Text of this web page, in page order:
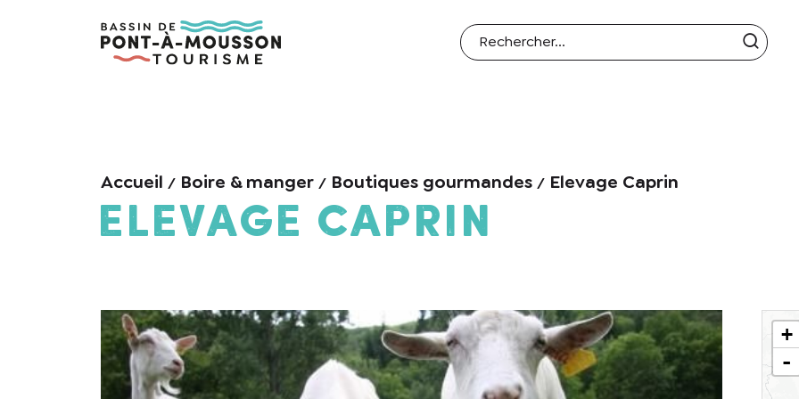
Accueil Boire & manger Boutiques gourmandes Elevage Caprin
Elevage Caprin
+
-